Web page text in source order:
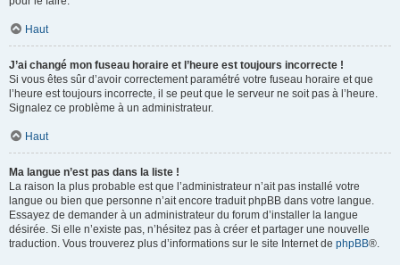
Haut
J’ai changé mon fuseau horaire et l’heure est toujours incorrecte !
Si vous êtes sûr d’avoir correctement paramétré votre fuseau horaire et que
l’heure est toujours incorrecte, il se peut que le serveur ne soit pas à l’heure.
Signalez ce problème à un administrateur.
Haut
Ma langue n’est pas dans la liste !
La raison la plus probable est que l’administrateur n’ait pas installé votre
langue ou bien que personne n’ait encore traduit phpBB dans votre langue.
Essayez de demander à un administrateur du forum d’installer la langue
désirée. Si elle n’existe pas, n’hésitez pas à créer et partager une nouvelle
traduction. Vous trouverez plus d’informations sur le site Internet de phpBB®.